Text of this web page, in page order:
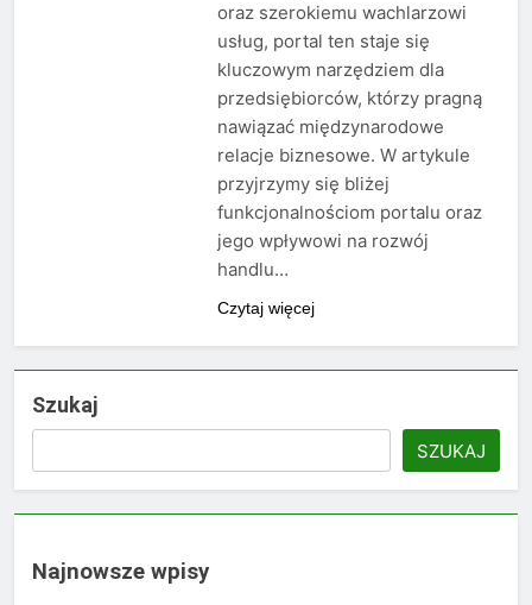
oraz szerokiemu wachlarzowi
usług, portal ten staje się
kluczowym narzędziem dla
przedsiębiorców, którzy pragną
nawiązać międzynarodowe
relacje biznesowe. W artykule
przyjrzymy się bliżej
funkcjonalnościom portalu oraz
jego wpływowi na rozwój
handlu…
Czytaj więcej
Szukaj
SZUKAJ
Najnowsze wpisy